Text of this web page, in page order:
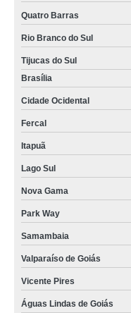
funil de decantação função
onde vende funil de vidro
funil de destilação venda
funil de vidro função comprar
funil comum comprar Sete
sob encomenda funil
funil de laboratório venda
sob encomenda funil de
funil de destilação comprar
funil de vidro função comprar
Quatro Barras
Rio Branco do Sul
Tijucas do Sul
Brasília
Cidade Ocidental
Fercal
Itapuã
Lago Sul
Nova Gama
Park Way
Samambaia
Valparaíso de Goiás
Vicente Pires
Águas Lindas de Goiás